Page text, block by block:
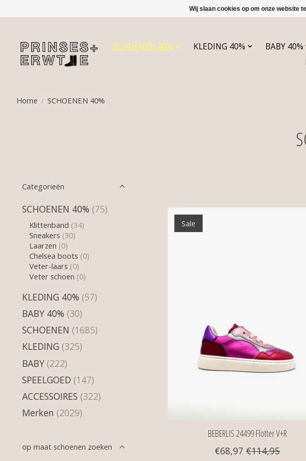
SCHOENEN 40% KLEDING 40% BABY 40%
Home / SCHOENEN 40%
Categorieën
SCHOENEN 40% (75)
Klittenband (34)
Sneakers (30)
Laarzen (0)
Chelsea boots (0)
Veter-laars (0)
Veter schoen (0)
KLEDING 40% (57)
BABY 40% (30)
SCHOENEN (1685)
KLEDING (325)
BABY (222)
SPEELGOED (147)
ACCESSOIRES (322)
Merken (2029)
op maat schoenen zoeken
Sale
BEBERLIS 24499 Flotter V+R
€68,97 €114,95
Wij slaan cookies op om onze website